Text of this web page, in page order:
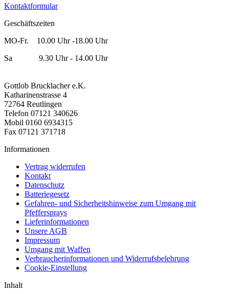
Kontaktformular
Geschäftszeiten
MO-Fr. 10.00 Uhr -18.00 Uhr
Sa 9.30 Uhr - 14.00 Uhr
Gottlob Brucklacher e.K.
Katharinenstrasse 4
72764 Reutlingen
Telefon 07121 340626
Mobil 0160 6934315
Fax 07121 371718
Informationen
Vertrag widerrufen
Kontakt
Datenschutz
Batteriegesetz
Gefahren- und Sicherheitshinweise zum Umgang mit
Pfeffersprays
Lieferinformationen
Unsere AGB
Impressum
Umgang mit Waffen
Verbraucherinformationen und Widerrufsbelehrung
Cookie-Einstellung
Inhalt